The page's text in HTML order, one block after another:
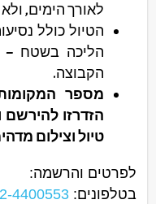
לאורך הימים,
הטיול כולל
הליכה בשטח –
הקבוצה.
הזדרזו
טיול וצילום
לפרטים והרשמה:
בטלפונים: 4400553